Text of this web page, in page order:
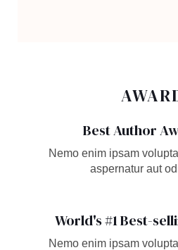
Best Author
Nemo enim ipsam
aspernatur aut
World's #1 Best-
Nemo enim ipsam